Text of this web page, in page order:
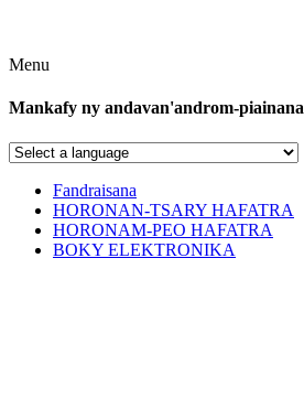
Menu
Mankafy ny andavan'androm-piainana
Fandraisana
HORONAN-TSARY HAFATRA
HORONAM-PEO HAFATRA
BOKY ELEKTRONIKA